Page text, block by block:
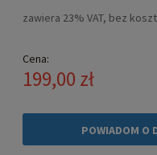
zawiera 23% VAT, bez
Cena:
199,00 zł
POWIADOM O